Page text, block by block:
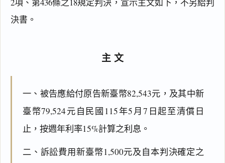
2項、第436條之18規定判決，宣示主文如下，不另給判
決書。
主文
一、被告應給付原告新臺幣82,543元，及其中新
臺幣79,524元自民國115年5月7日起至清償日
止，按週年利率15%計算之利息。
二、訴訟費用新臺幣1,500元及自本判決確定之